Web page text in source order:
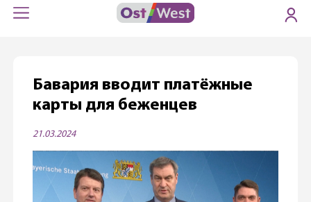
Бавария вводит платёжные
карты для беженцев
21.03.2024